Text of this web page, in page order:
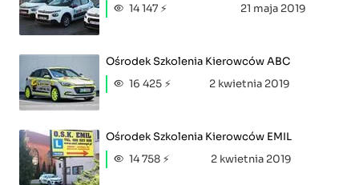
14 147 ⚡
21 maja 2019
Ośrodek Szkolenia Kierowców ABC
16 425 ⚡
2 kwietnia 2019
Ośrodek Szkolenia Kierowców EMIL
14 758 ⚡
2 kwietnia 2019